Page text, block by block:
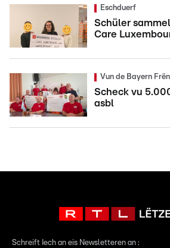
Eschduerf
Schüler
Care
Vun de Bayern
Scheck vu
asbl
Schreift Iech an eis Newsletteren an :